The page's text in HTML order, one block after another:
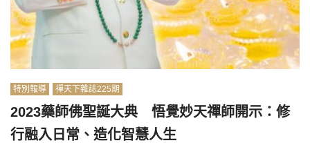
特別報導 禪天下雜誌225期
2023藥師佛聖誕大典 悟覺妙天禪師開示：修
行融入日常、造化智慧人生